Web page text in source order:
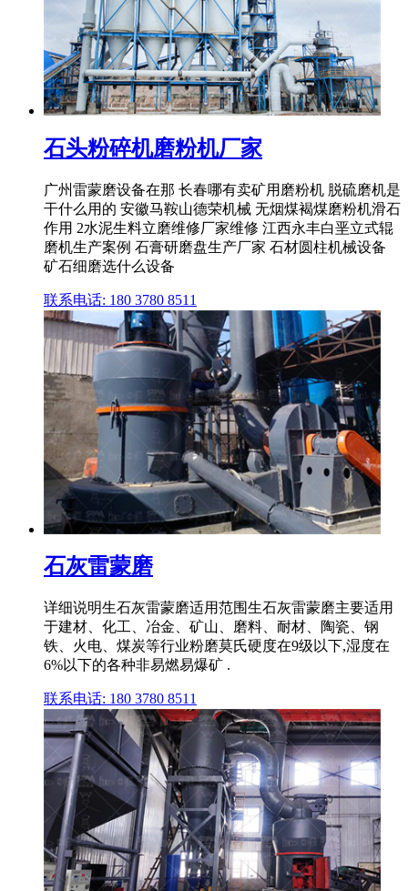
石头粉碎机磨粉机厂家
广州雷蒙磨设备在那 长春哪有卖矿用磨粉机 脱硫磨机是
干什么用的 安徽马鞍山德荣机械 无烟煤褐煤磨粉机滑石
作用 2水泥生料立磨维修厂家维修 江西永丰白垩立式辊
磨机生产案例 石膏研磨盘生产厂家 石材圆柱机械设备
矿石细磨选什么设备
联系电话: 180 3780 8511
石灰雷蒙磨
详细说明生石灰雷蒙磨适用范围生石灰雷蒙磨主要适用
于建材、化工、冶金、矿山、磨料、耐材、陶瓷、钢
铁、火电、煤炭等行业粉磨莫氏硬度在9级以下,湿度在
6%以下的各种非易燃易爆矿 .
联系电话: 180 3780 8511